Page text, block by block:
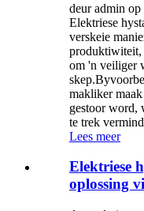
deur admin
Elektriese
verskeie
produktiwiteit,
om 'n veiliger
makliker
gestoor word,
te trek
Lees meer
Elektriese
oplossing